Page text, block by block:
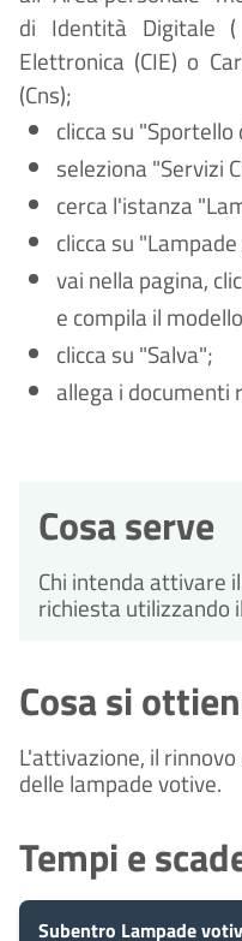
di Identità Digitale (
Elettronica (CIE) o
(Cns);
clicca su
seleziona "Servizi
cerca l'istanza
clicca su
vai nella pagina,
e compila il
clicca su "Salva";
allega i documenti
Cosa serve
Chi intenda attivare
richiesta utilizzando
Cosa si
L'attivazione, il
delle lampade votive.
Tempi e
Subentro Lampade